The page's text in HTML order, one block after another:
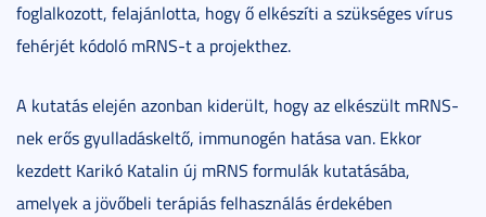
foglalkozott, felajánlotta, hogy ő elkészíti a szükséges vírus
fehérjét kódoló mRNS-t a projekthez.
A kutatás elején azonban kiderült, hogy az elkészült mRNS-
nek erős gyulladáskeltő, immunogén hatása van. Ekkor
kezdett Karikó Katalin új mRNS formulák kutatásába,
amelyek a jövőbeli terápiás felhasználás érdekében